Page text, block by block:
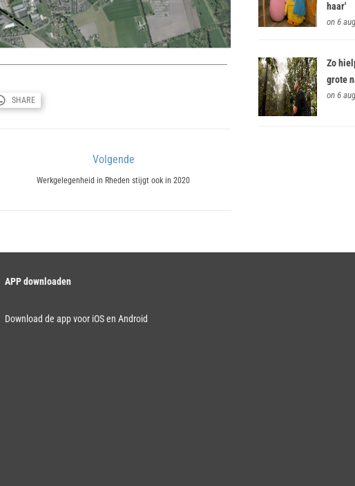
SHARE
Volgende
Next
Werkgelegenheid in Rheden stijgt ook in 2020
haar'
on 6
Zo
grote
on 6
APP downloaden
Download de app voor iOS en Android